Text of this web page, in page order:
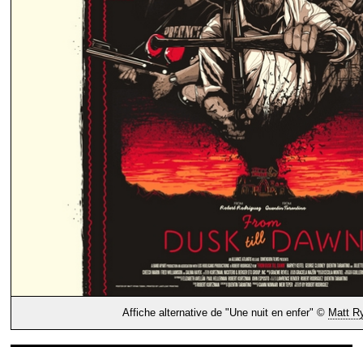
Affiche alternative de "Une nuit en enfer" © Matt